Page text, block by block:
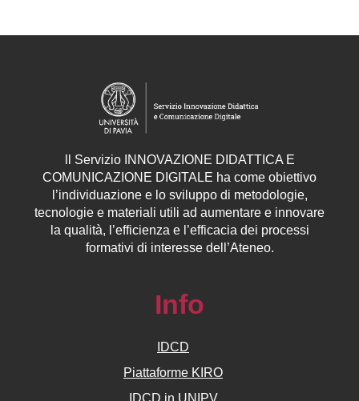
Servizio INNOVAZIONE DIDATTICA E
COMUNICAZIONE DIGITALE ha come obiettivo
l’individuazione e lo sviluppo di metodologie,
tecnologie e materiali utili ad aumentare e innovare
la qualità, l’efficienza e l’efficacia dei processi
formativi di interesse dell’Ateneo.
Info
IDCD
Piattaforme KIRO